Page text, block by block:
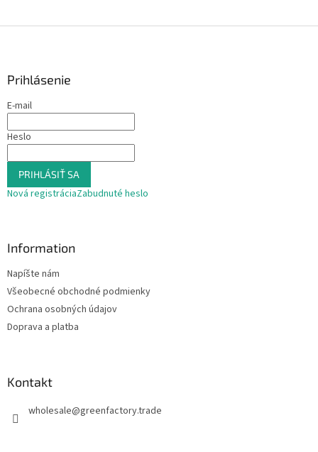
Prihlásenie
E-mail
Heslo
PRIHLÁSIŤ SA
Nová registráciaZabudnuté heslo
Information
Napíšte nám
Všeobecné obchodné podmienky
Ochrana osobných údajov
Doprava a platba
Kontakt
wholesale@greenfactory.trade